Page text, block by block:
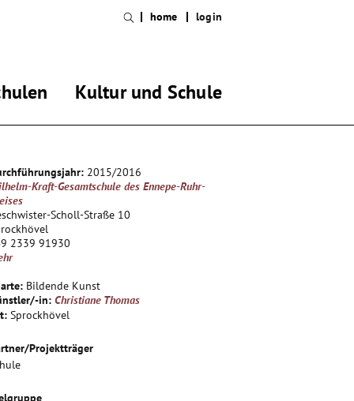
Kultur und Schule
home login
2015/2016
Kraft-Gesamtschule des Ennepe-Ruhr-
Scholl-Straße 10
2339 91930
Bildende Kunst
in: Christiane Thomas
Sprockhövel
Projektträger